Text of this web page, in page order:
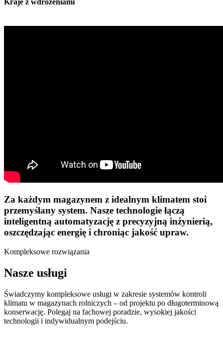
Kraje z wdrożeniami
Za każdym magazynem z idealnym klimatem stoi
przemyślany system. Nasze technologie łączą
inteligentną automatyzację z precyzyjną inżynierią,
oszczędzając energię i chroniąc jakość upraw.
Kompleksowe rozwiązania
Nasze usługi
Świadczymy kompleksowe usługi w zakresie systemów kontroli
klimatu w magazynach rolniczych – od projektu po długoterminową
konserwację. Polegaj na fachowej poradzie, wysokiej jakości
technologii i indywidualnym podejściu.